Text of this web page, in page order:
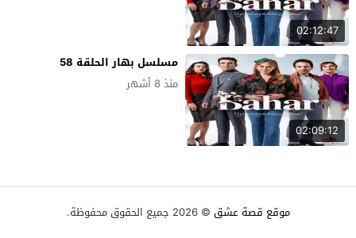
02:12:47
02:09:12
مسلسل بهار الحلقة 58
منذ 8 أشهر
موقع قصة عشق © 2026 جميع الحقوق محفوظة.